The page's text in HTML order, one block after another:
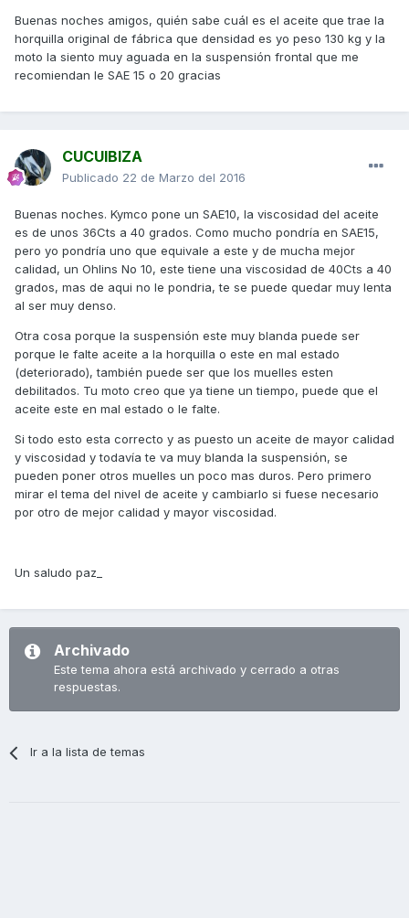
Buenas noches amigos, quién sabe cuál es el aceite que trae la
horquilla original de fábrica que densidad es yo peso 130 kg y la
moto la siento muy aguada en la suspensión frontal que me
recomiendan le SAE 15 o 20 gracias
CUCUIBIZA
Publicado 22 de Marzo del 2016
Buenas noches. Kymco pone un SAE10, la viscosidad del aceite
es de unos 36Cts a 40 grados. Como mucho pondría en SAE15,
pero yo pondría uno que equivale a este y de mucha mejor
calidad, un Ohlins No 10, este tiene una viscosidad de 40Cts a 40
grados, mas de aqui no le pondria, te se puede quedar muy lenta
al ser muy denso.
Otra cosa porque la suspensión este muy blanda puede ser
porque le falte aceite a la horquilla o este en mal estado
(deteriorado), también puede ser que los muelles esten
debilitados. Tu moto creo que ya tiene un tiempo, puede que el
aceite este en mal estado o le falte.
Si todo esto esta correcto y as puesto un aceite de mayor calidad
y viscosidad y todavía te va muy blanda la suspensión, se
pueden poner otros muelles un poco mas duros. Pero primero
mirar el tema del nivel de aceite y cambiarlo si fuese necesario
por otro de mejor calidad y mayor viscosidad.
Un saludo paz_
Archivado
Este tema ahora está archivado y cerrado a otras
respuestas.
Ir a la lista de temas